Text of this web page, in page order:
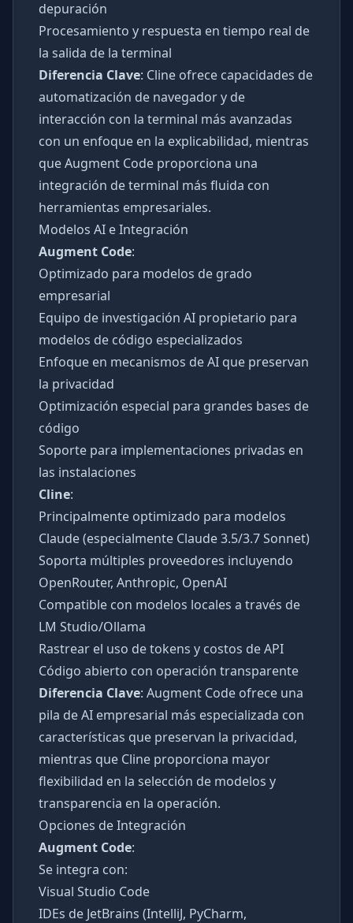
depuración
Procesamiento y respuesta en tiempo real de
la salida de la terminal
Diferencia Clave: Cline ofrece capacidades de
automatización de navegador y de
interacción con la terminal más avanzadas
con un enfoque en la explicabilidad, mientras
que Augment Code proporciona una
integración de terminal más fluida con
herramientas empresariales.
Modelos AI e Integración
Augment Code:
Optimizado para modelos de grado
empresarial
Equipo de investigación AI propietario para
modelos de código especializados
Enfoque en mecanismos de AI que preservan
la privacidad
Optimización especial para grandes bases de
código
Soporte para implementaciones privadas en
las instalaciones
Cline:
Principalmente optimizado para modelos
Claude (especialmente Claude 3.5/3.7 Sonnet)
Soporta múltiples proveedores incluyendo
OpenRouter, Anthropic, OpenAI
Compatible con modelos locales a través de
LM Studio/Ollama
Rastrear el uso de tokens y costos de API
Código abierto con operación transparente
Diferencia Clave: Augment Code ofrece una
pila de AI empresarial más especializada con
características que preservan la privacidad,
mientras que Cline proporciona mayor
flexibilidad en la selección de modelos y
transparencia en la operación.
Opciones de Integración
Augment Code:
Se integra con:
Visual Studio Code
IDEs de JetBrains (IntelliJ, PyCharm,